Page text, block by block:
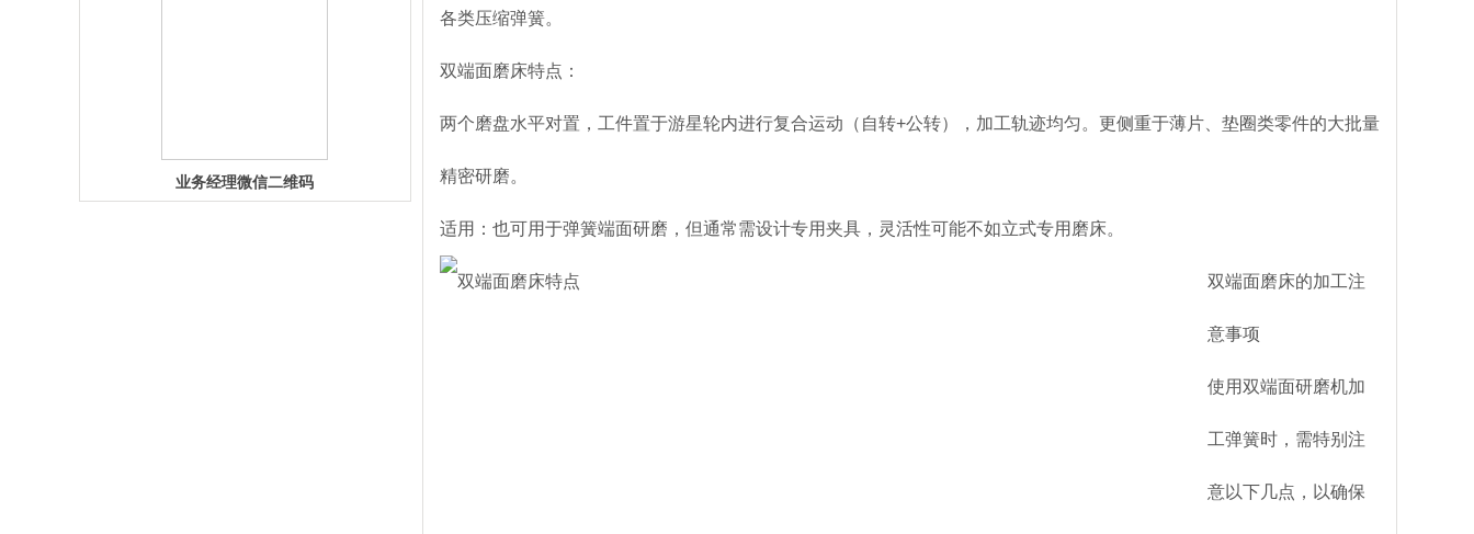
业务经理微信二维码
各类压缩弹簧。
双端面磨床特点：
两个磨盘水平对置，工件置于游星轮内进行复合运动（自转+公转），加工轨迹均匀。更侧重于薄片、垫圈类零件的大批量
精密研磨。
适用：也可用于弹簧端面研磨，但通常需设计专用夹具，灵活性可能不如立式专用磨床。
双端面磨床的加工注
意事项
使用双端面研磨机加
工弹簧时，需特别注
意以下几点，以确保